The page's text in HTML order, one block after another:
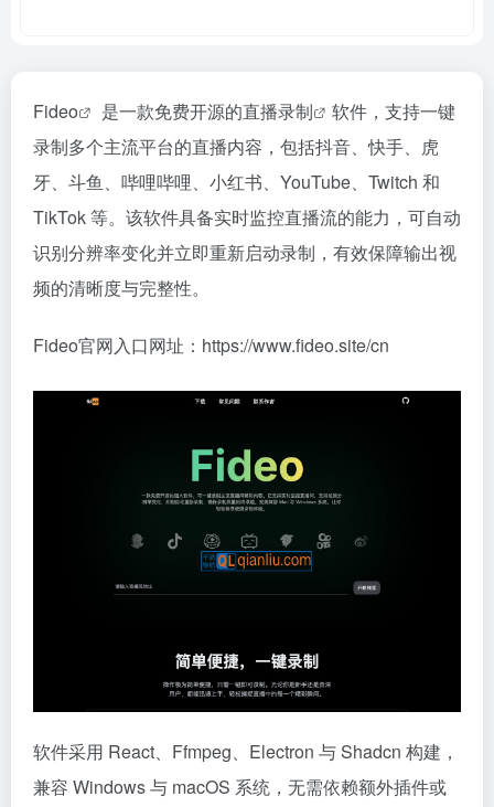
Fideo 是一款免费开源的直播录制
软件，支持一键
录制多个主流平台的直播内容，包括抖音、快手、虎
牙、斗鱼、哔哩哔哩、小红书、YouTube、Twitch 和
TikTok 等。该软件具备实时监控直播流的能力，可自动
识别分辨率变化并立即重新启动录制，有效保障输出视
频的清晰度与完整性。
Fideo官网入口网址：https://www.fideo.site/cn
软件采用 React、Ffmpeg、Electron 与 Shadcn 构建，
兼容 Windows 与 macOS 系统，无需依赖额外插件或